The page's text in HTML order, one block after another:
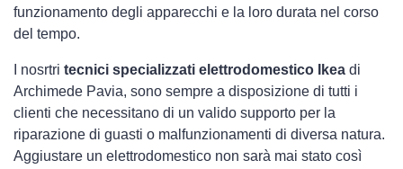
funzionamento degli apparecchi e la loro durata nel corso
del tempo.
I nosrtri tecnici specializzati elettrodomestico Ikea di
Archimede Pavia, sono sempre a disposizione di tutti i
clienti che necessitano di un valido supporto per la
riparazione di guasti o malfunzionamenti di diversa natura.
Aggiustare un elettrodomestico non sarà mai stato così